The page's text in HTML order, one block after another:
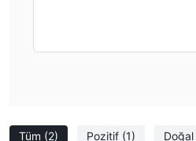
Tüm (2) Pozitif (1) Doğal